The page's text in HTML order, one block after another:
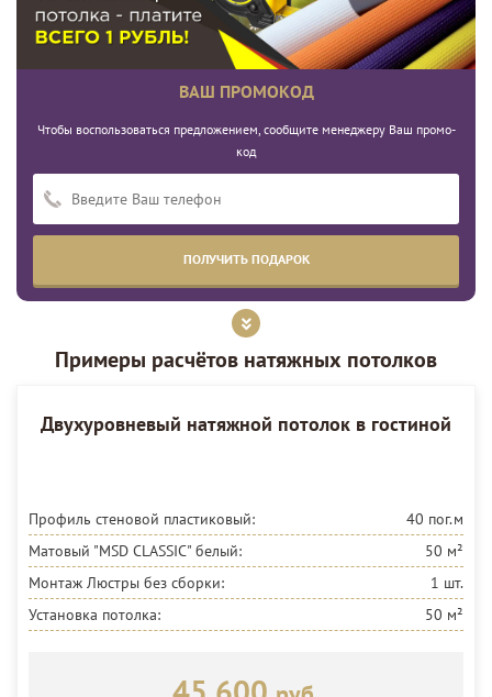
ВАШ ПРОМОКОД
Чтобы воспользоваться предложением, сообщите менеджеру Ваш промо-
код
Примеры расчётов натяжных потолков
Двухуровневый натяжной потолок в гостиной
Профиль стеновой пластиковый:
40 пог.м
Матовый "MSD CLASSIC" белый:
50 м²
Монтаж Люстры без сборки:
1 шт.
Установка потолка:
50 м²